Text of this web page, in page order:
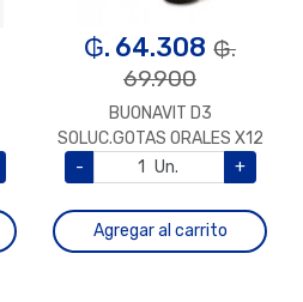
₲. 64.308 ₲.
69.900
BUONAVIT D3
SOLUC.GOTAS ORALES X12
ML
- Un. +
Agregar al carrito